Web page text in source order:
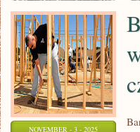
NOVEMBER - 3 - 2025